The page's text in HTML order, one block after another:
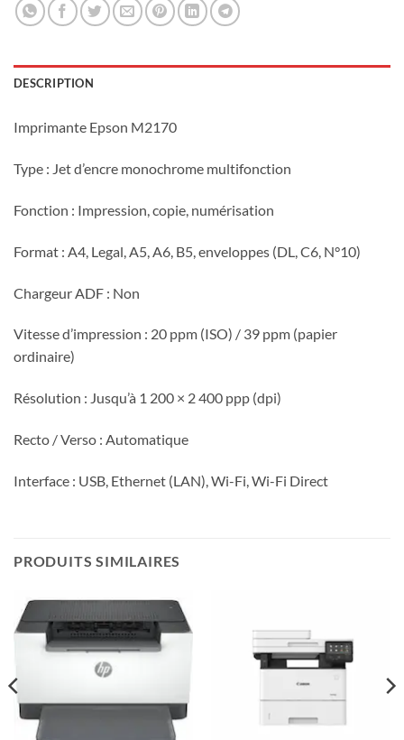
DESCRIPTION
Imprimante Epson M2170
Type : Jet d’encre monochrome multifonction
Fonction : Impression, copie, numérisation
Format : A4, Legal, A5, A6, B5, enveloppes (DL, C6, N°10)
Chargeur ADF : Non
Vitesse d’impression : 20 ppm (ISO) / 39 ppm (papier
ordinaire)
Résolution : Jusqu’à 1 200 × 2 400 ppp (dpi)
Recto / Verso : Automatique
Interface : USB, Ethernet (LAN), Wi-Fi, Wi-Fi Direct
PRODUITS SIMILAIRES